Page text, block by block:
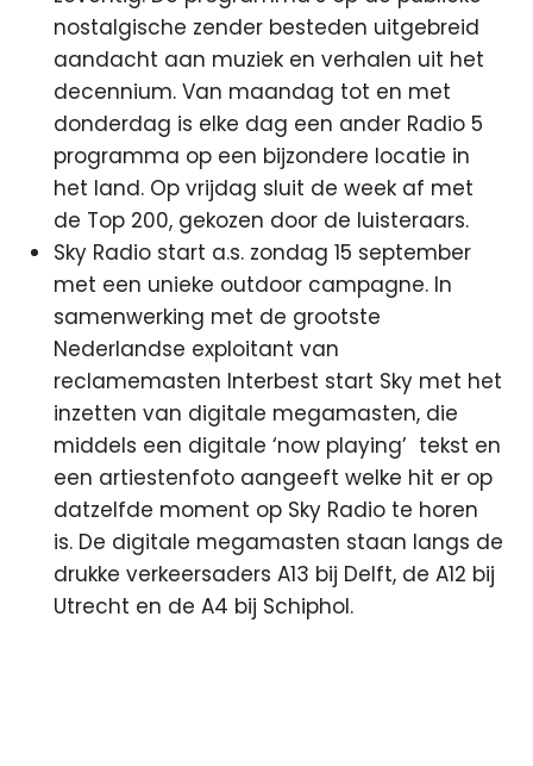
nostalgische zender besteden uitgebreid
aandacht aan muziek en verhalen uit het
decennium. Van maandag tot en met
donderdag is elke dag een ander Radio 5
programma op een bijzondere locatie in
het land. Op vrijdag sluit de week af met
de Top 200, gekozen door de luisteraars.
Sky Radio start a.s. zondag 15 september
met een unieke outdoor campagne. In
samenwerking met de grootste
Nederlandse exploitant van
reclamemasten Interbest start Sky met het
inzetten van digitale megamasten, die
middels een digitale ‘now playing’ tekst en
een artiestenfoto aangeeft welke hit er op
datzelfde moment op Sky Radio te horen
is. De digitale megamasten staan langs de
drukke verkeersaders A13 bij Delft, de A12 bij
Utrecht en de A4 bij Schiphol.